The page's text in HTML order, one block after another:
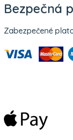
Bezpečná
Zabezpečené